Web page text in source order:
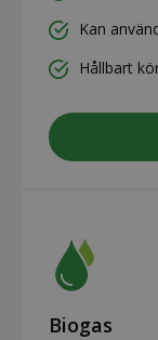
Kan
Hållbart
Biogas